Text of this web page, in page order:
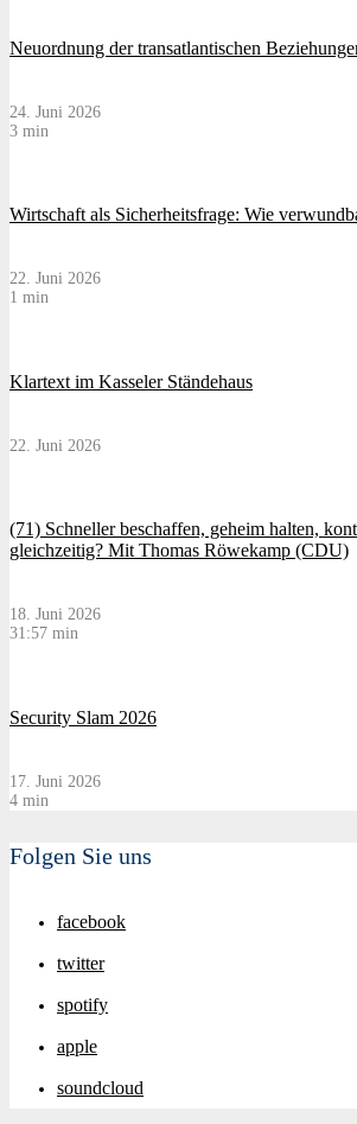
Neuordnung der transatlantischen
24. Juni 2026
3 min
Wirtschaft als Sicherheitsfrage: Wie
22. Juni 2026
1 min
Klartext im Kasseler Ständehaus
22. Juni 2026
(71) Schneller beschaffen, geheim halten,
gleichzeitig? Mit Thomas Röwekamp (CDU)
18. Juni 2026
31:57 min
Security Slam 2026
17. Juni 2026
4 min
Folgen Sie uns
facebook
twitter
spotify
apple
soundcloud